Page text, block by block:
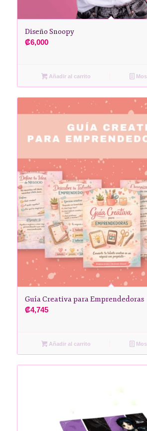
Diseño Snoopy
₡6,000
Añadir al carrito
Guía Creativa para Emprendedoras
₡4,745
Añadir al carrito